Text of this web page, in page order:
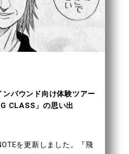
による提言は専門家の意見
切り口で建築や観光を語っ
よりは哲学的な考え方に
で楽しく読めました。後半
、HIDAIIYOとして日々取
ので自分事として読め、
楽しめました。提案内容に
島の観光地としての全体
バウンド向け体験ツアー
CLASS」の思い出
を更新しました。『飛